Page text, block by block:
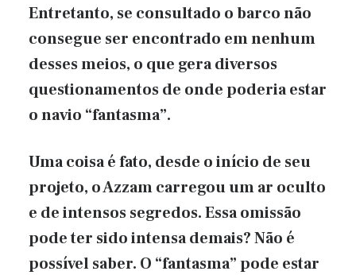
Entretanto, se consultado o barco não
consegue ser encontrado em nenhum
desses meios, o que gera diversos
questionamentos de onde poderia estar
o navio “fantasma”.
Uma coisa é fato, desde o início de seu
projeto, o Azzam carregou um ar oculto
e de intensos segredos. Essa omissão
pode ter sido intensa demais? Não é
possível saber. O “fantasma” pode estar